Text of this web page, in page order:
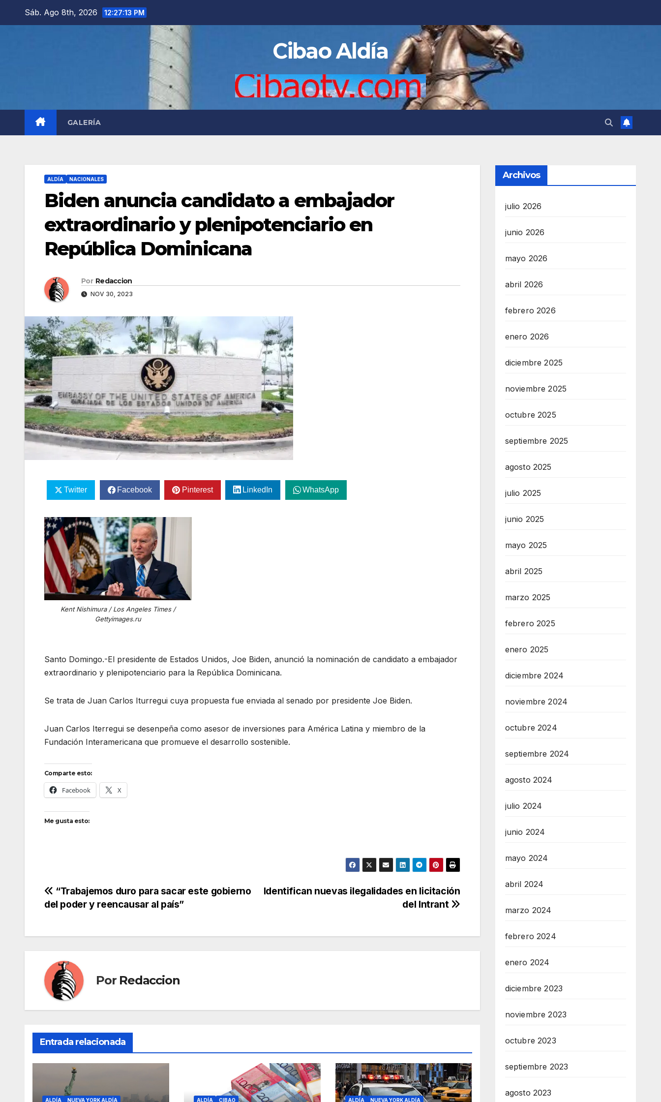
Sáb. Ago 8th, 2026 12:27:14 PM
Cibao Aldía
GALERÍA
ALDÍA NACIONALES
Biden anuncia candidato a embajador
extraordinario y plenipotenciario en
República Dominicana
Por Redaccion
NOV 30, 2023
Twitter Facebook Pinterest LinkedIn WhatsApp
Kent Nishimura / Los Angeles Times /
Gettyimages.ru
Santo Domingo.-El presidente de Estados Unidos, Joe Biden, anunció la nominación de candidato a embajador
extraordinario y plenipotenciario para la República Dominicana.
Se trata de Juan Carlos Iturregui cuya propuesta fue enviada al senado por presidente Joe Biden.
Juan Carlos Iterregui se desenpeña como asesor de inversiones para América Latina y miembro de la
Fundación Interamericana que promueve el desarrollo sostenible.
Comparte esto:
Facebook X
Me gusta esto:
Navegación
de
entradas
Identifican nuevas ilegalidades en licitación
del Intrant
“Trabajemos duro para sacar este gobierno
del poder y reencausar al país”
Por Redaccion
Entrada relacionada
ALDÍA NUEVA YORK ALDÍA ALDÍA CIBAO ALDÍA NUEVA YORK ALDÍA
Archivos
julio 2026
junio 2026
mayo 2026
abril 2026
febrero 2026
enero 2026
diciembre 2025
noviembre 2025
octubre 2025
septiembre 2025
agosto 2025
julio 2025
junio 2025
mayo 2025
abril 2025
marzo 2025
febrero 2025
enero 2025
diciembre 2024
noviembre 2024
octubre 2024
septiembre 2024
agosto 2024
julio 2024
junio 2024
mayo 2024
abril 2024
marzo 2024
febrero 2024
enero 2024
diciembre 2023
noviembre 2023
octubre 2023
septiembre 2023
agosto 2023